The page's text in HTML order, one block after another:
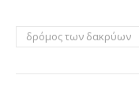
δρόμος των δακρύων